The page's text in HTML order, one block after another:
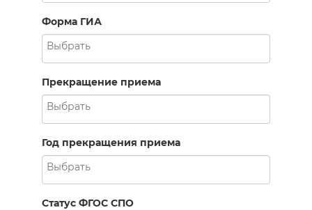
Форма ГИА
Прекращение приема
Год прекращения приема
Статус ФГОС СПО